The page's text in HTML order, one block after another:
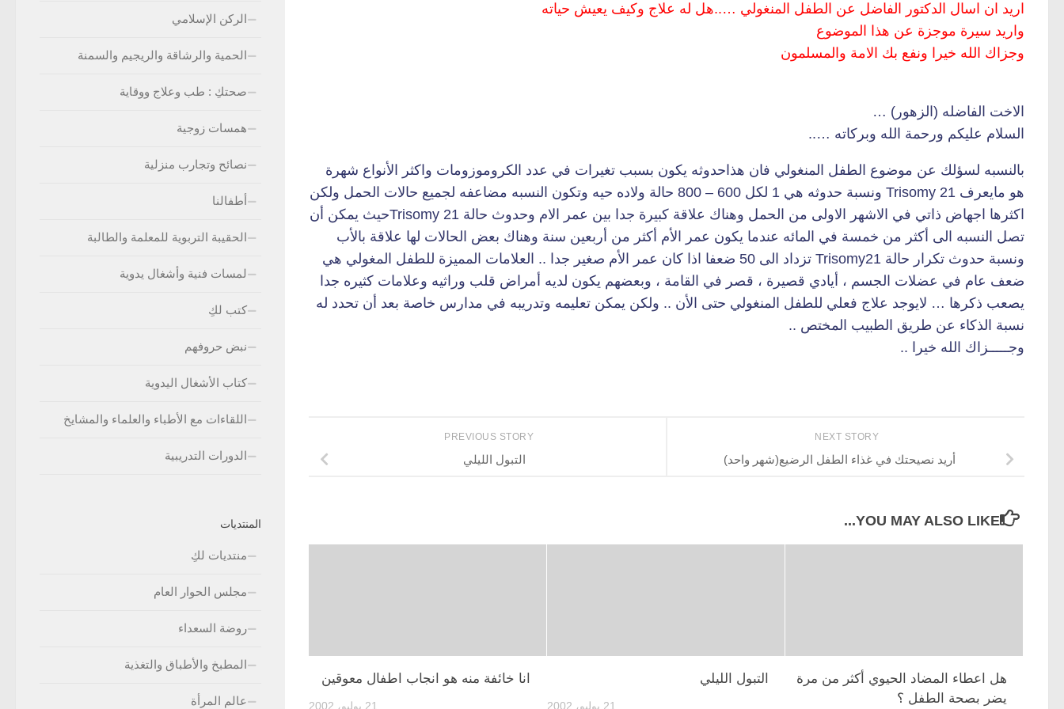
اريد ان اسال الدكتور الفاضل عن الطفل المنغولي …..هل له علاج وكيف يعيش حياته
واريد سيرة موجزة عن هذا الموضوع
وجزاك الله خيرا ونفع بك الامة والمسلمون
الاخت الفاضله (الزهور) …
السلام عليكم ورحمة الله وبركاته …..
بالنسبه لسؤلك عن موضوع الطفل المنغولي فان هذاحدوثه يكون بسبب تغيرات في عدد الكروموزومات واكثر الأنواع شهرة
هو مايعرف Trisomy 21 ونسبة حدوثه هي 1 لكل 600 – 800 حالة ولاده حيه وتكون النسبه مضاعفه لجميع حالات الحمل ولكن
اكثرها اجهاض ذاتي في الاشهر الاولى من الحمل وهناك علاقة كبيرة جدا بين عمر الام وحدوث حالة Trisomy 21حيث يمكن أن
تصل النسبه الى أكثر من خمسة في المائه عندما يكون عمر الأم أكثر من أربعين سنة وهناك بعض الحالات لها علاقة بالأب
ونسبة حدوث تكرار حالة Trisomy21 تزداد الى 50 ضعفا اذا كان عمر الأم صغير جدا .. العلامات المميزة للطفل المغولي هي
ضعف عام في عضلات الجسم ، أيادي قصيرة ، قصر في القامة ، وبعضهم يكون لديه أمراض قلب وراثيه وعلامات كثيره جدا
يصعب ذكرها … لايوجد علاج فعلي للطفل المنغولي حتى الأن .. ولكن يمكن تعليمه وتدريبه في مدارس خاصة بعد أن تحدد له
نسبة الذكاء عن طريق الطبيب المختص ..
وجـــــزاك الله خيرا ..
NEXT STORY
أريد نصيحتك في غذاء الطفل الرضيع(شهر واحد)
PREVIOUS STORY
التبول الليلي
YOU MAY ALSO LIKE...
انا خائفة منه هو انجاب اطفال معوقين
21 يوليو، 2002
التبول الليلي
21 يوليو، 2002
هل اعطاء المضاد الحيوي أكثر من مرة
يضر بصحة الطفل ؟
الركن الإسلامي
الحمية والرشاقة والريجيم والسمنة
صحتكِ : طب وعلاج ووقاية
همسات زوجية
نصائح وتجارب منزلية
أطفالنا
الحقيبة التربوية للمعلمة والطالبة
لمسات فنية وأشغال يدوية
كتب لكِ
نبض حروفهم
كتاب الأشغال اليدوية
اللقاءات مع الأطباء والعلماء والمشايخ
الدورات التدريبية
المنتديات
منتديات لكِ
مجلس الحوار العام
روضة السعداء
المطبخ والأطباق والتغذية
عالم المرأة